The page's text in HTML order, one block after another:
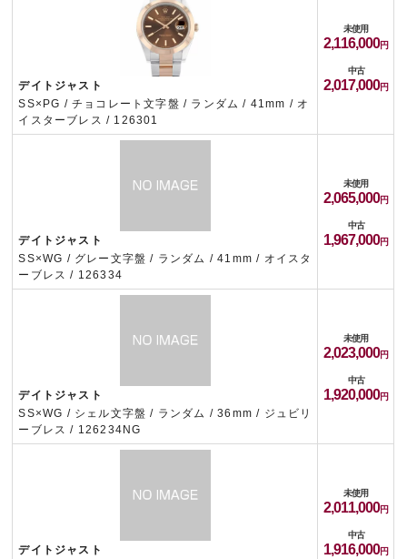
デイトジャスト
SS×PG / チョコレート文字盤 / ランダム / 41mm / オ
イスターブレス / 126301
未使用
2,116,000
中古
2,017,000
デイトジャスト
SS×WG / グレー文字盤 / ランダム / 41mm / オイスタ
ーブレス / 126334
未使用
2,065,000
中古
1,967,000
デイトジャスト
SS×WG / シェル文字盤 / ランダム / 36mm / ジュビリ
ーブレス / 126234NG
未使用
2,023,000
中古
1,920,000
デイトジャスト
未使用
2,011,000
中古
1,916,000